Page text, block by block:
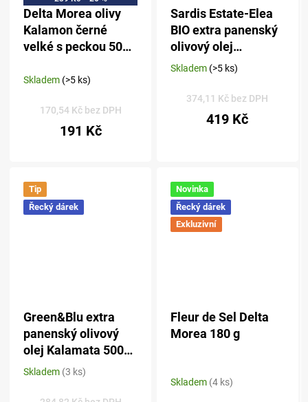
Delta Morea olivy
Kalamon černé
velké s peckou 500
Skladem (>5 ks)
170,54 Kč bez DPH
191 Kč
Sardis Estate-Elea
BIO extra panenský
olivový olej
Kalamata PDO 500
Průměrné
produktu
Skladem (>5 ks)
374,11 Kč bez DPH
419 Kč
Tip
Řecký dárek
Green&Blu extra
panenský olivový
olej Kalamata 500
ml - sklo
Průměrné
Skladem (3 ks)
Novinka
Řecký dárek
Exkluzivní
Fleur de Sel Delta
Morea 180 g
Skladem (4 ks)